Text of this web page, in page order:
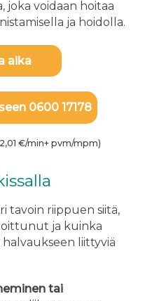
joka voidaan hoitaa
ja hoidolla.
aika
0600 17178
€/min+ pvm/mpm)
tavoin riippuen siitä,
ja kuinka
halvaukseen liittyviä
tai